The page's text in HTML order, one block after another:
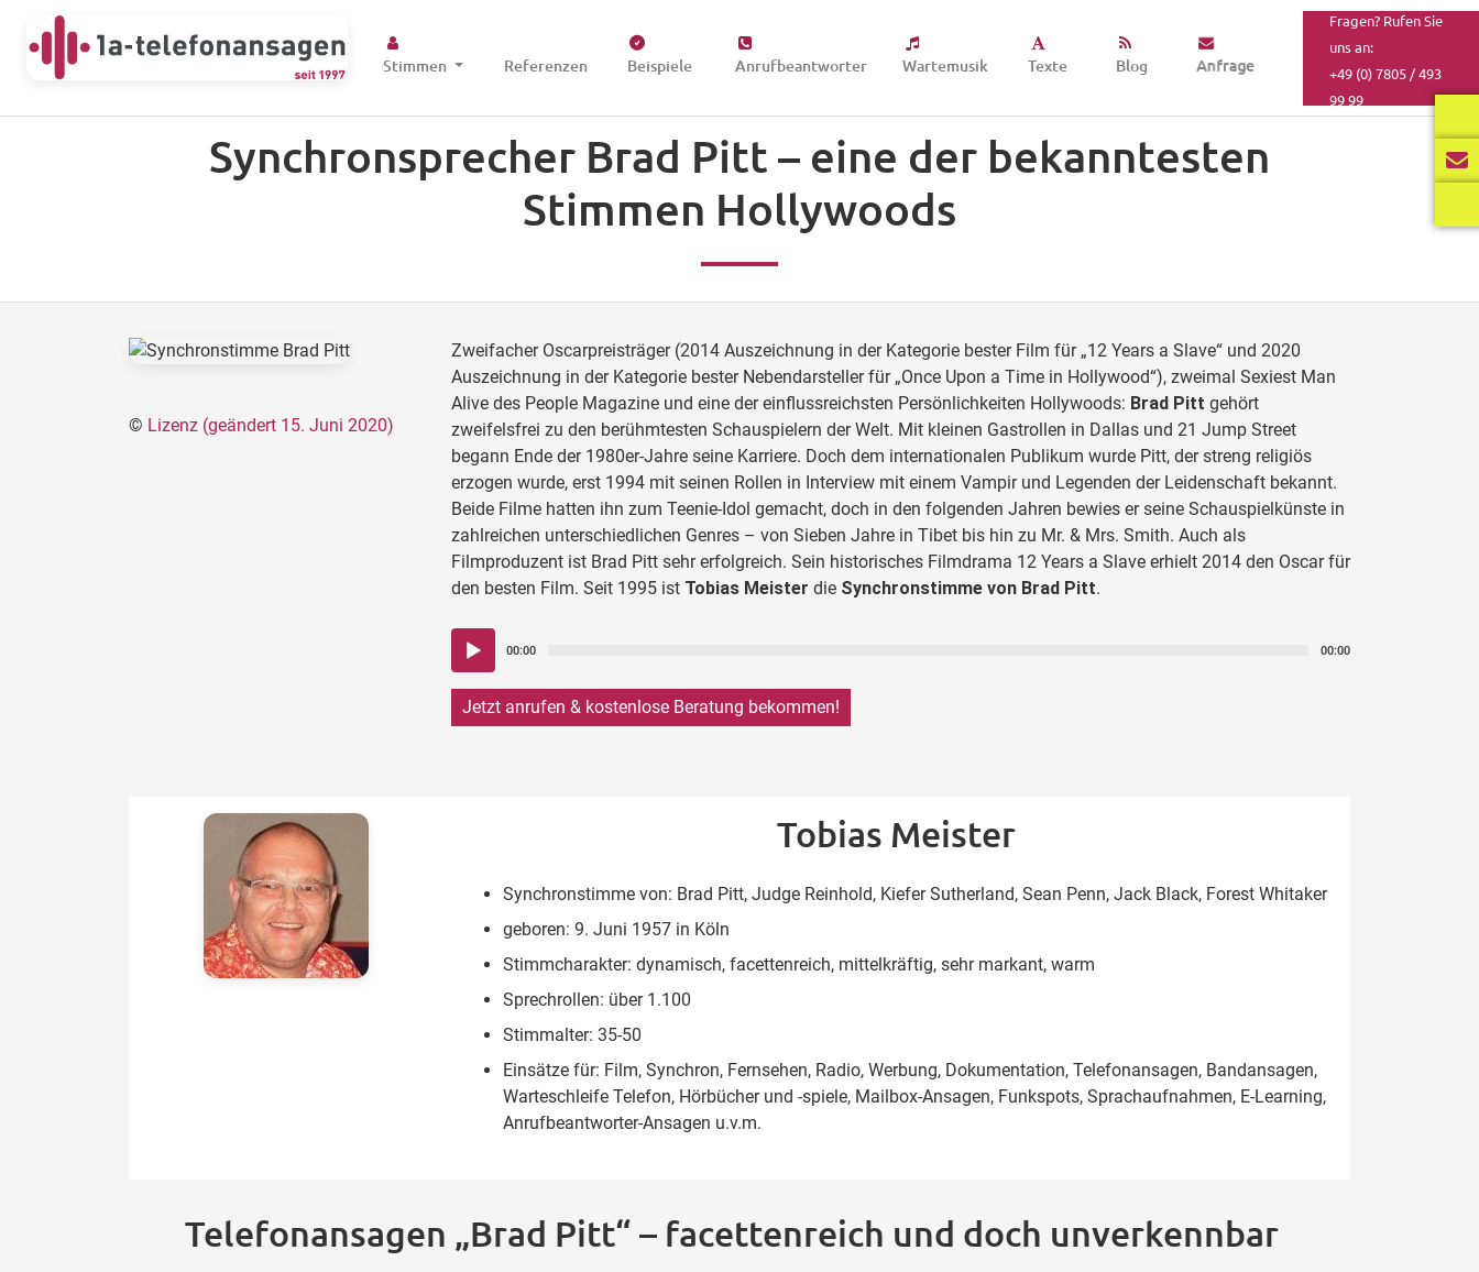
Stimmen Referenzen Beispiele Anrufbeantworter Wartemusik Texte Blog Anfrage
Fragen? Rufen Sie
uns an:
+49 (0) 7805 / 493
99 99
Synchronsprecher Brad Pitt – eine der bekanntesten
Stimmen Hollywoods
© Lizenz (geändert 15. Juni 2020)
Zweifacher Oscarpreisträger (2014 Auszeichnung in der Kategorie bester Film für „12 Years a Slave“ und 2020
Auszeichnung in der Kategorie bester Nebendarsteller für „Once Upon a Time in Hollywood“), zweimal Sexiest Man
Alive des People Magazine und eine der einflussreichsten Persönlichkeiten Hollywoods: Brad Pitt gehört
zweifelsfrei zu den berühmtesten Schauspielern der Welt. Mit kleinen Gastrollen in Dallas und 21 Jump Street
begann Ende der 1980er-Jahre seine Karriere. Doch dem internationalen Publikum wurde Pitt, der streng religiös
erzogen wurde, erst 1994 mit seinen Rollen in Interview mit einem Vampir und Legenden der Leidenschaft bekannt.
Beide Filme hatten ihn zum Teenie-Idol gemacht, doch in den folgenden Jahren bewies er seine Schauspielkünste in
zahlreichen unterschiedlichen Genres – von Sieben Jahre in Tibet bis hin zu Mr. & Mrs. Smith. Auch als
Filmproduzent ist Brad Pitt sehr erfolgreich. Sein historisches Filmdrama 12 Years a Slave erhielt 2014 den Oscar für
den besten Film. Seit 1995 ist Tobias Meister die Synchronstimme von Brad Pitt.
Audio-
Player
00:00 00:00
Jetzt anrufen & kostenlose Beratung bekommen!
Tobias Meister
Synchronstimme von: Brad Pitt, Judge Reinhold, Kiefer Sutherland, Sean Penn, Jack Black, Forest Whitaker
geboren: 9. Juni 1957 in Köln
Stimmcharakter: dynamisch, facettenreich, mittelkräftig, sehr markant, warm
Sprechrollen: über 1.100
Stimmalter: 35-50
Einsätze für: Film, Synchron, Fernsehen, Radio, Werbung, Dokumentation, Telefonansagen, Bandansagen,
Warteschleife Telefon, Hörbücher und -spiele, Mailbox-Ansagen, Funkspots, Sprachaufnahmen, E-Learning,
Anrufbeantworter-Ansagen u.v.m.
Telefonansagen „Brad Pitt“ – facettenreich und doch unverkennbar